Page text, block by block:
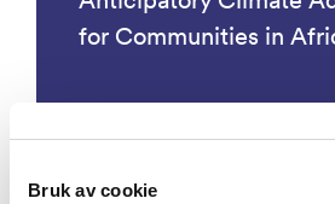
Bruk av cookie
for Communities in